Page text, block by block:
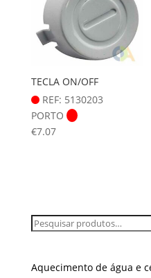
TECLA ON/OFF
REF: 5130203
PORTO
€7.07
Aquecimento de água e